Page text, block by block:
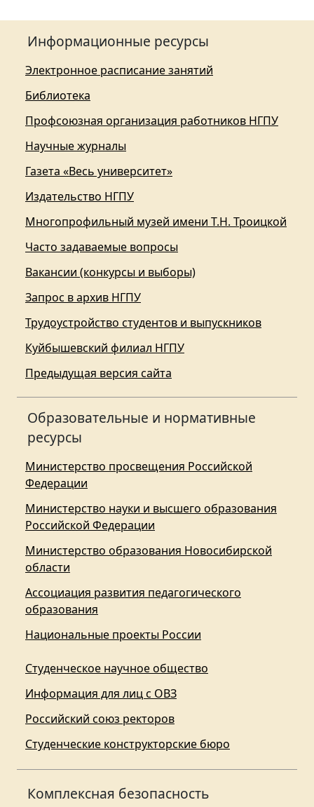
Информационные ресурсы
Электронное расписание занятий
Библиотека
Профсоюзная организация работников НГПУ
Научные журналы
Газета «Весь университет»
Издательство НГПУ
Многопрофильный музей имени Т.Н. Троицкой
Часто задаваемые вопросы
Вакансии (конкурсы и выборы)
Запрос в архив НГПУ
Трудоустройство студентов и выпускников
Куйбышевский филиал НГПУ
Предыдущая версия сайта
Образовательные и нормативные
ресурсы
Министерство просвещения Российской
Федерации
Министерство науки и высшего образования
Российской Федерации
Министерство образования Новосибирской
области
Ассоциация развития педагогического
образования
Национальные проекты России
Студенческое научное общество
Информация для лиц с ОВЗ
Российский союз ректоров
Студенческие конструкторские бюро
Комплексная безопасность